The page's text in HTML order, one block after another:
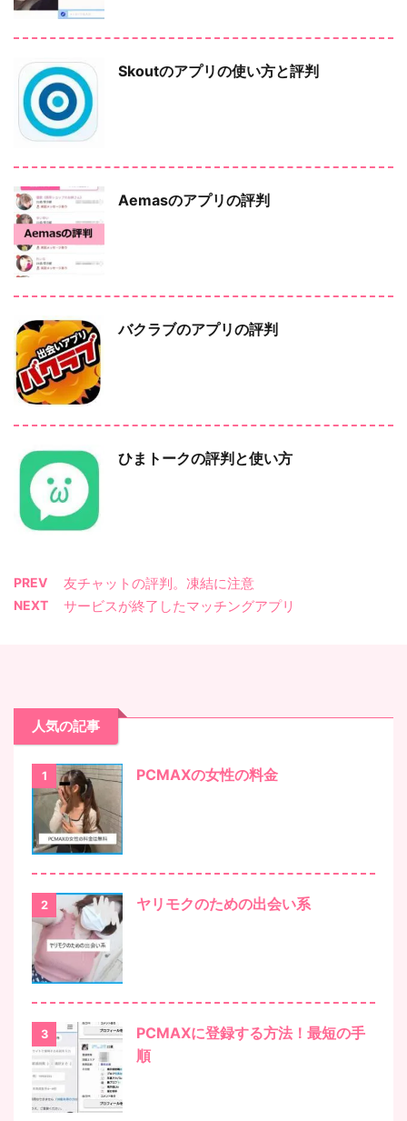
Skoutのアプリの使い方と評判
Aemasのアプリの評判
バクラブのアプリの評判
ひまトークの評判と使い方
PREV 友チャットの評判。凍結に注意
NEXT サービスが終了したマッチングアプリ
人気の記事
1 PCMAXの女性の料金
2 ヤリモクのための出会い系
3
PCMAXに登録する方法！最短の手
順